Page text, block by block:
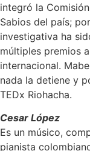
integró la
Sabios del país;
investigativa ha
múltiples premios
internacional.
nada la detiene y
TEDx Riohacha.
Cesar López
Es un músico,
pianista